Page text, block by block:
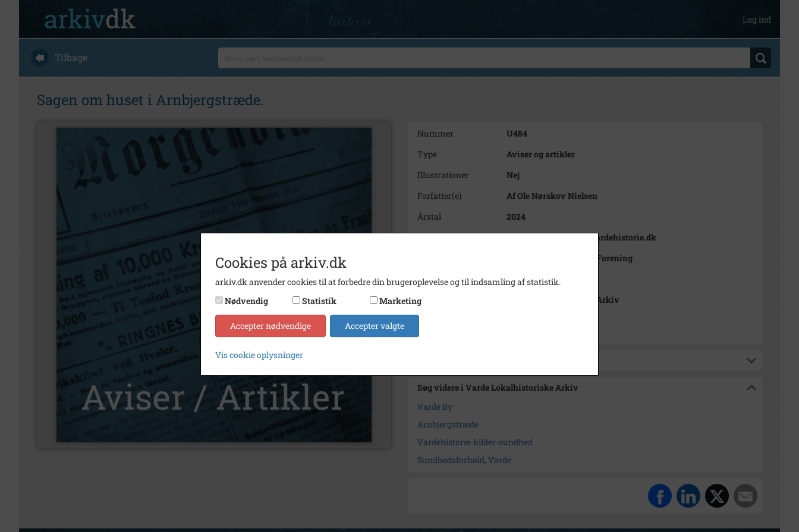
Log ind
Tilbage
Sagen om huset i Arnbjergstræde.
Nummer
U484
Type
Aviser og artikler
Illustrationer
Nej
Forfatter(e)
Af Ole Nørskov Nielsen
Årstal
2024
Trykt i medie
Varde Lokalhistorie. Vardehistorie.dk
Varde Lokalhistoriske Forening
Se på kort
Arkiv
Varde Lokalhistoriske Arkiv
Søg videre i Varde Lokalhistoriske Arkiv
Varde By
Arnbjergstræde
Vardehistorie-kilder-sundhed
Sundhedsforhold, Varde
Cookies på arkiv.dk
arkiv.dk anvender cookies til at forbedre din brugeroplevelse og til indsamling af statistik.
Nødvendig
Statistik Marketing
Accepter nødvendige Accepter valgte
Vis cookie oplysninger